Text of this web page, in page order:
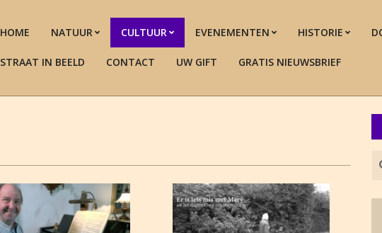
HOME NATUUR CULTUUR EVENEMENTEN HISTORIE
STRAAT IN BEELD CONTACT UW GIFT GRATIS NIEUWSBRIEF